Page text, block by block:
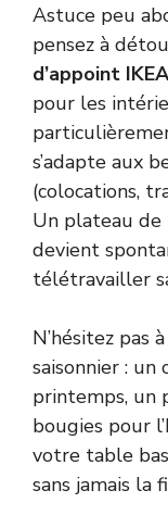
Astuce peu
pensez à
d’appoint IKEA
pour les
s’adapte aux
(colocations,
Un plateau de
devient
télétravailler
N’hésitez pas
saisonnier :
printemps, un
bougies pour
votre table
sans jamais la